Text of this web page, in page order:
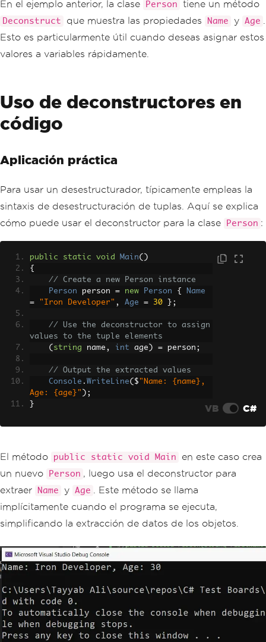
En el ejemplo anterior, la clase Person tiene un método
Deconstruct que muestra las propiedades Name y Age
Esto es particularmente útil cuando deseas asignar estos
valores a variables rápidamente.
Uso de deconstructores en
código
Aplicación práctica
Para usar un desestructurador, típicamente empleas la
sintaxis de desestructuración de tuplas. Aquí se explica
cómo puede usar el deconstructor para la clase
Person :
public static void Main()
{
// Create a new Person instance
Person person = new Person {
Name
=
"Iron Developer" , Age = 30 };
// Use the deconstructor to assign
values to the tuple elements
( string name , int age ) = person ;
// Output the extracted values
Console . WriteLine( $ "Name: {name},
Age: {age}" );
}
VB C#
El método public static void Main
en este caso crea
un nuevo
Person , luego usa el deconstructor para
extraer
Name y Age
. Este método se llama
implícitamente cuando el programa se ejecuta,
simplificando la extracción de datos de los objetos.